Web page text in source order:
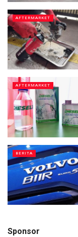
AFTERMARKET
AFTERMARKET
BERITA
Sponsor